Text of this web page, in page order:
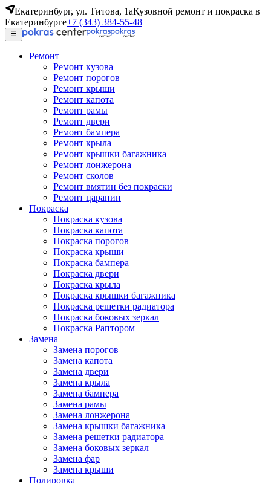
Екатеринбург, ул. Титова, 1аКузовной ремонт и покраска в
Екатеринбурге+7 (343) 384-55-48
Ремонт
Ремонт кузова
Ремонт порогов
Ремонт крыши
Ремонт капота
Ремонт рамы
Ремонт двери
Ремонт бампера
Ремонт крыла
Ремонт крышки багажника
Ремонт лонжерона
Ремонт сколов
Ремонт вмятин без покраски
Ремонт царапин
Покраска
Покраска кузова
Покраска капота
Покраска порогов
Покраска крыши
Покраска бампера
Покраска двери
Покраска крыла
Покраска крышки багажника
Покраска решетки радиатора
Покраска боковых зеркал
Покраска Раптором
Замена
Замена порогов
Замена капота
Замена двери
Замена крыла
Замена бампера
Замена рамы
Замена лонжерона
Замена крышки багажника
Замена решетки радиатора
Замена боковых зеркал
Замена фар
Замена крыши
Полировка